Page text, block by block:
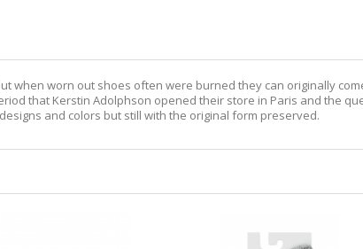
worn out shoes often were burned they can originally
that Kerstin Adolphson opened their store in Paris and the
and colors but still with the original form preserved.